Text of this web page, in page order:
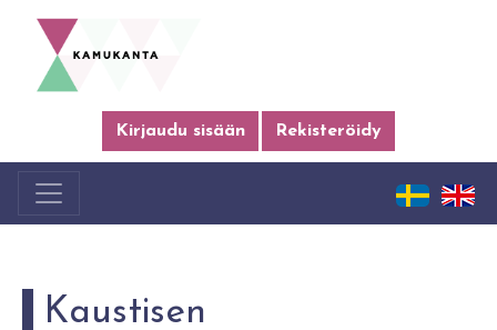
Kirjaudu sisään Rekisteröidy
Kaustisen